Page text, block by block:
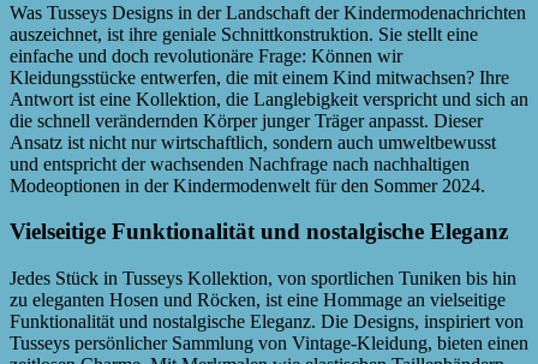
Was Tusseys Designs in der Landschaft der Kindermodenachrichten
auszeichnet, ist ihre geniale Schnittkonstruktion. Sie stellt eine
einfache und doch revolutionäre Frage: Können wir
Kleidungsstücke entwerfen, die mit einem Kind mitwachsen? Ihre
Antwort ist eine Kollektion, die Langlebigkeit verspricht und sich an
die schnell verändernden Körper junger Träger anpasst. Dieser
Ansatz ist nicht nur wirtschaftlich, sondern auch umweltbewusst
und entspricht der wachsenden Nachfrage nach nachhaltigen
Modeoptionen in der Kindermodenwelt für den Sommer 2024.
Vielseitige Funktionalität und nostalgische Eleganz
Jedes Stück in Tusseys Kollektion, von sportlichen Tuniken bis hin
zu eleganten Hosen und Röcken, ist eine Hommage an vielseitige
Funktionalität und nostalgische Eleganz. Die Designs, inspiriert von
Tusseys persönlicher Sammlung von Vintage-Kleidung, bieten einen